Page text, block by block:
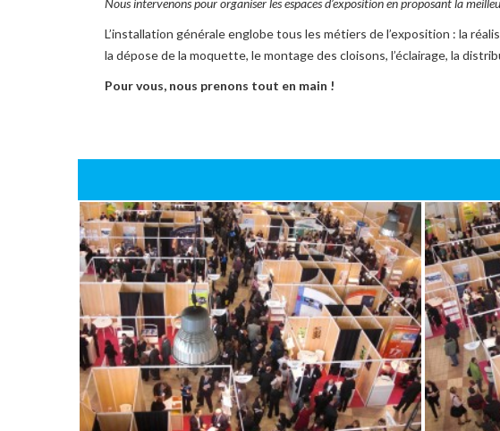
Nous intervenons pour organiser les espaces d’exposition en proposant la
L’installation générale englobe tous les métiers de l’exposition : la
la dépose de la moquette, le montage des cloisons, l’éclairage, la
Pour vous, nous prenons tout en main !